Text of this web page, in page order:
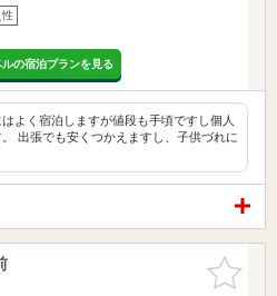
性
の宿泊プランを見る
よく宿泊しますが値段も手頃ですし個人
出張でも安くつかえますし、子供づれに
お気に入
りに追加